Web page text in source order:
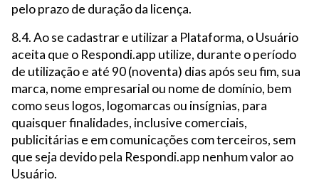
pelo prazo de duração da licença.
8.4. Ao se cadastrar e utilizar a Plataforma, o Usuário
aceita que o Respondi.app utilize, durante o período
de utilização e até 90 (noventa) dias após seu fim, sua
marca, nome empresarial ou nome de domínio, bem
como seus logos, logomarcas ou insígnias, para
quaisquer finalidades, inclusive comerciais,
publicitárias e em comunicações com terceiros, sem
que seja devido pela Respondi.app nenhum valor ao
Usuário.